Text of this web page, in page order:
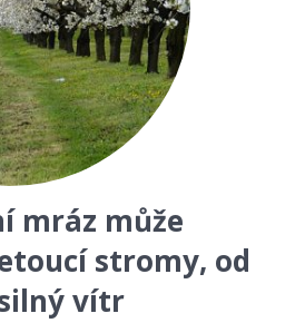
mráz může
stromy, od
vítr